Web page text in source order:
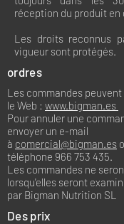
réception du produit en
Les droits reconnus
vigueur sont protégés.
ordres
Les commandes
le Web : www.bigman.es
Pour annuler une
envoyer un e-mail
à comercial@bigman.es
téléphone 966 753 435.
Les commandes ne
lorsqu'elles seront
par Bigman Nutrition SL
Des prix